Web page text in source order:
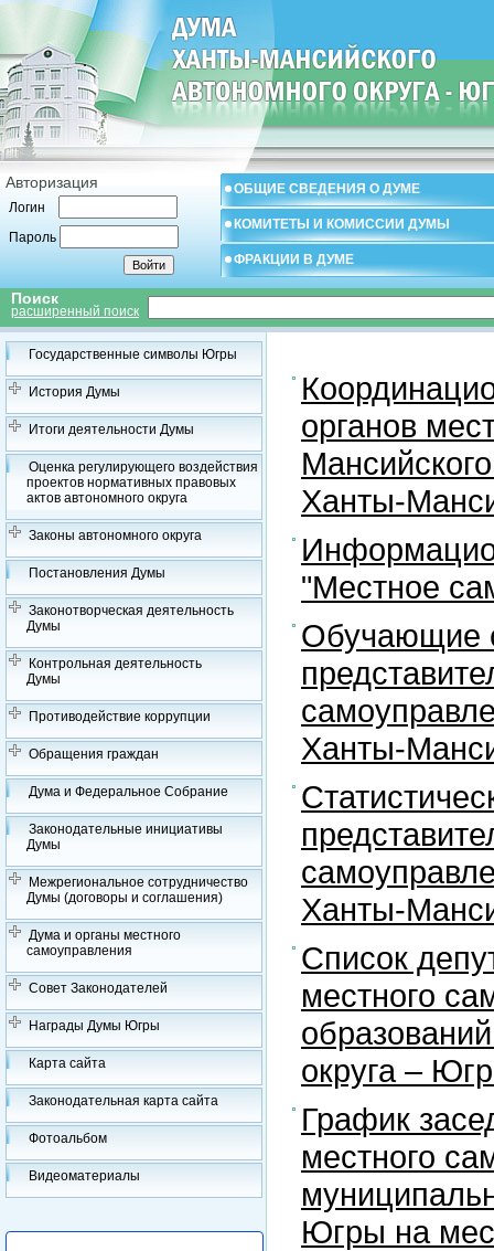
Авторизация
Логин
Пароль
ОБЩИЕ СВЕДЕНИЯ О ДУМЕ
КОМИТЕТЫ И КОМИССИИ ДУМЫ
ФРАКЦИИ В ДУМЕ
Поиск
расширенный поиск
Государственные символы Югры
История Думы
Итоги деятельности Думы
Оценка регулирующего воздействия
проектов нормативных правовых
актов автономного округа
Законы автономного округа
Постановления Думы
Законотворческая деятельность
Думы
Контрольная деятельность
Думы
Противодействие коррупции
Обращения граждан
Дума и Федеральное Собрание
Законодательные инициативы
Думы
Межрегиональное сотрудничество
Думы (договоры и соглашения)
Дума и органы местного
самоуправления
Совет Законодателей
Награды Думы Югры
Карта сайта
Законодательная карта сайта
Фотоальбом
Видеоматериалы
органов
Ханты-
"Местное
Обучающие
Ханты-
Ханты-
Список
местного
округа –
График
местного
Югры на